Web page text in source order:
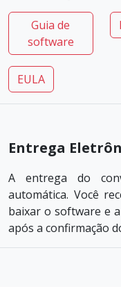
Guia de
software
EULA
Entrega
A entrega do
automática. Você
baixar o software e
após a confirmação